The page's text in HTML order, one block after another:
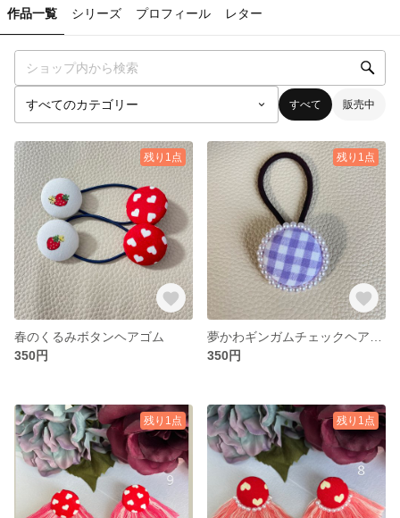
作品一覧 シリーズ プロフィール レター
すべて 販売中
残り1点
春のくるみボタンヘアゴム
350円
残り1点
350円
残り1点 残り1点